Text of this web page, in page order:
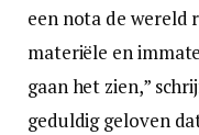
een nota de wereld
materiële en
gaan het zien,”
geduldig geloven